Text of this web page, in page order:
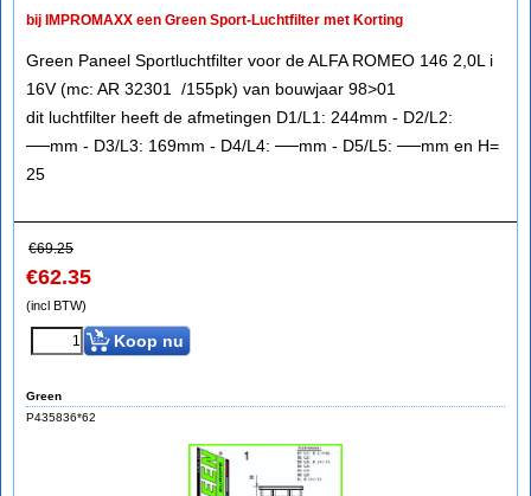
bij IMPROMAXX een Green Sport-Luchtfilter met Korting
Green Paneel Sportluchtfilter voor de ALFA ROMEO 146 2,0L i
16V (mc: AR 32301 /155pk) van bouwjaar 98>01
dit luchtfilter heeft de afmetingen D1/L1: 244mm - D2/L2:
──mm - D3/L3: 169mm - D4/L4: ──mm - D5/L5: ──mm en H=
25
€69.25
€62.35
(incl BTW)
Koop nu
Green
P435836*62